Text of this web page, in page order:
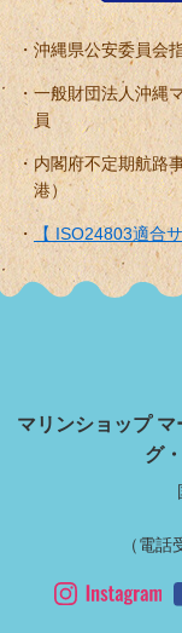
沖縄県公安委員会
一般財団法人沖縄
員
内閣府不定期航路
港）
【 ISO24803適合
マリンショップ
グ
（電